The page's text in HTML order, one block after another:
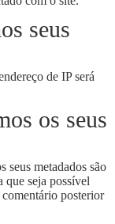
seus
de IP será
os seus
seus metadados são
que seja possível
posterior